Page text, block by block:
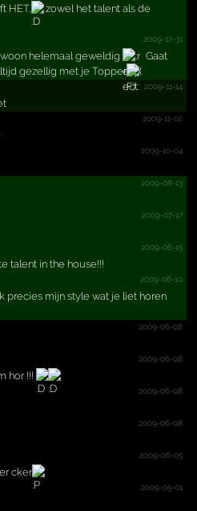
HET,
zowel het talent als de
2009-12-31
helemaal geweldig
Gaat
gezellig met je Topper
2009-11-14
2009-11-02
2009-10-04
2009-08-13
2009-07-17
2009-06-15
talent in the house!!!
2009-06-10
precies mijn style wat je liet horen
2009-06-08
2009-06-08
hor !!!
2009-06-08
2009-06-08
2009-06-05
cker
2009-05-01